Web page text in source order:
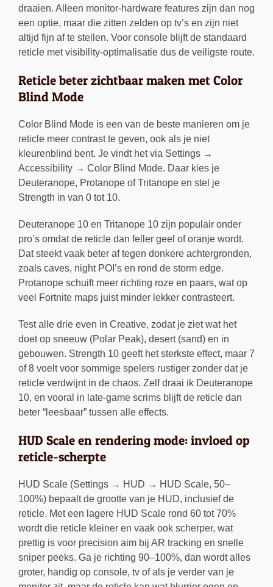
draaien. Alleen monitor-hardware features zijn dan nog
een optie, maar die zitten zelden op tv’s en zijn niet
altijd fijn af te stellen. Voor console blijft de standaard
reticle met visibility-optimalisatie dus de veiligste route.
Reticle beter zichtbaar maken met Color
Blind Mode
Color Blind Mode is een van de beste manieren om je
reticle meer contrast te geven, ook als je niet
kleurenblind bent. Je vindt het via Settings →
Accessibility → Color Blind Mode. Daar kies je
Deuteranope, Protanope of Tritanope en stel je
Strength in van 0 tot 10.
Deuteranope 10 en Tritanope 10 zijn populair onder
pro’s omdat de reticle dan feller geel of oranje wordt.
Dat steekt vaak beter af tegen donkere achtergronden,
zoals caves, night POI’s en rond de storm edge.
Protanope schuift meer richting roze en paars, wat op
veel Fortnite maps juist minder lekker contrasteert.
Test alle drie even in Creative, zodat je ziet wat het
doet op sneeuw (Polar Peak), desert (sand) en in
gebouwen. Strength 10 geeft het sterkste effect, maar 7
of 8 voelt voor sommige spelers rustiger zonder dat je
reticle verdwijnt in de chaos. Zelf draai ik Deuteranope
10, en vooral in late-game scrims blijft de reticle dan
beter “leesbaar” tussen alle effects.
HUD Scale en rendering mode: invloed op
reticle-scherpte
HUD Scale (Settings → HUD → HUD Scale, 50–
100%) bepaalt de grootte van je HUD, inclusief de
reticle. Met een lagere HUD Scale rond 60 tot 70%
wordt die reticle kleiner en vaak ook scherper, wat
prettig is voor precision aim bij AR tracking en snelle
sniper peeks. Ga je richting 90–100%, dan wordt alles
groter, handig op console, tv of als je verder van je